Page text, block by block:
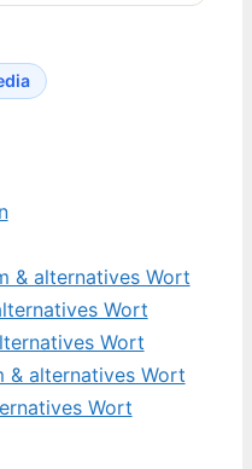
& alternatives Wort
Wort
Wort
& alternatives Wort
Wort